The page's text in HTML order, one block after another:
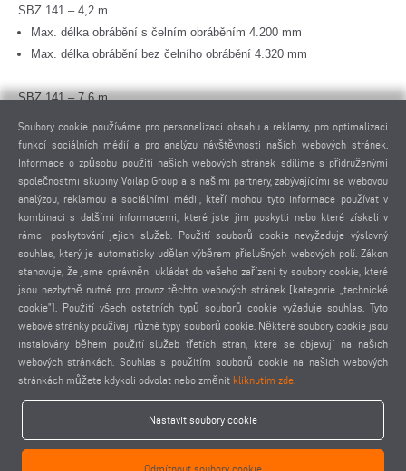
SBZ 141 – 4,2 m
Max. délka obrábění s čelním obráběním 4.200 mm
Max. délka obrábění bez čelního obrábění 4.320 mm
SBZ 141 – 7,6 m
Max. délka obrábění s čelním obráběním 7.600 mm
Max. délka obrábění bez čelního obrábění 7.720 mm
SBZ 141 – 9,7 m
Max. délka obrábění s čelním obráběním 9.700 mm
Max. délka obrábění bez čelního obrábění 9.820 mm
Možnosti vybavení
2polohové obrábění pro kyvadlový provoz
Automatické měření délek oboustranně
Upínací zařízení pro obrábění dvojitých tyčí
Čtečka čárových kódů
Stacionární výměník nástrojů (16násobný)
Pojízdný výměník nástrojů pro úhlovou hlavu nebo pilovou hlavu
Úhlové frézovací hlavy
Soubory cookie používáme pro personalizaci obsahu a reklamy, pro optimalizaci
funkcí sociálních médií a pro analýzu návštěvnosti našich webových stránek.
Informace o způsobu použití našich webových stránek sdílíme s přidruženými
společnostmi skupiny Voilàp Group a s našimi partnery, zabývajícími se webovou
analýzou, reklamou a sociálními médii, kteří mohou tyto informace používat v
kombinaci s dalšími informacemi, které jste jim poskytli nebo které získali v
rámci poskytování jejich služeb. Použití souborů cookie nevyžaduje výslovný
souhlas, který je automaticky udělen výběrem příslušných webových polí. Zákon
stanovuje, že jsme oprávněni ukládat do vašeho zařízení ty soubory cookie, které
jsou nezbytně nutné pro provoz těchto webových stránek [kategorie „technické
cookie”]. Použití všech ostatních typů souborů cookie vyžaduje souhlas. Tyto
webové stránky používají různé typy souborů cookie. Některé soubory cookie jsou
instalovány během použití služeb třetích stran, které se objevují na našich
webových stránkách. Souhlas s použitím souborů cookie na našich webových
stránkách můžete kdykoli odvolat nebo změnit kliknutím zde.
Nastavit soubory cookie